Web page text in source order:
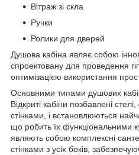
Вітраж зі скла
Ручки
Ролики для дверей
Душова кабіна являє собою
спроектовану для проведення
оптимізацією використання
Основними типами душових кабін
Відкриті кабіни позбавлені
стінками, і встановлюються
що робить їх функціональними
являють собою комплексні
стінками з усіх боків,